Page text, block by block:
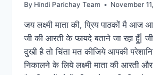
By Hindi Parichay Team November
जय लक्ष्मी माता की, प्रिय पाठकों मै आज
जी की आरती के फायदे बताने जा रहा हूँ|
दुखी है तो चिंता मत कीजिये आपकी
निकालने के लिये लक्ष्मी माता की आरती